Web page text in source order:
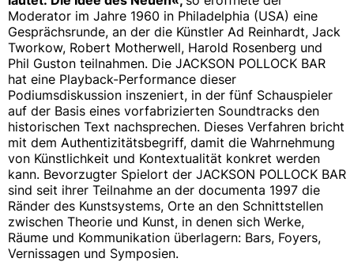
Moderator im Jahre 1960 in Philadelphia (USA) eine
Gesprächsrunde, an der die Künstler Ad Reinhardt, Jack
Tworkow, Robert Motherwell, Harold Rosenberg und
Phil Guston teilnahmen. Die JACKSON POLLOCK BAR
hat eine Playback-Performance dieser
Podiumsdiskussion inszeniert, in der fünf Schauspieler
auf der Basis eines vorfabrizierten Soundtracks den
historischen Text nachsprechen. Dieses Verfahren bricht
mit dem Authentizitätsbegriff, damit die Wahrnehmung
von Künstlichkeit und Kontextualität konkret werden
kann. Bevorzugter Spielort der JACKSON POLLOCK BAR
sind seit ihrer Teilnahme an der documenta 1997 die
Ränder des Kunstsystems, Orte an den Schnittstellen
zwischen Theorie und Kunst, in denen sich Werke,
Räume und Kommunikation überlagern: Bars, Foyers,
Vernissagen und Symposien.